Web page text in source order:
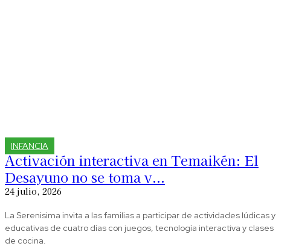
INFANCIA
Activación interactiva en Temaikén: El
Desayuno no se toma v...
24 julio, 2026
La Serenisima invita a las familias a participar de actividades lúdicas y
educativas de cuatro días con juegos, tecnología interactiva y clases
de cocina.